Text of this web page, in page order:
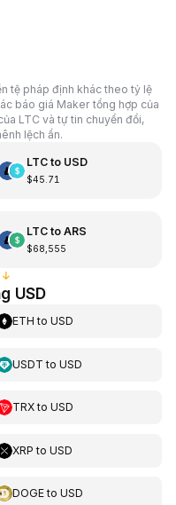
tệ pháp định khác theo tỷ lệ
báo giá Maker tổng hợp của
LTC và tự tin chuyển đổi,
lệch ẩn.
LTCto USD
$45.71
LTCto ARS
$68,555
↓
USD
ETH toUSD
USDT toUSD
TRXtoUSD
XRP toUSD
DOGEtoUSD